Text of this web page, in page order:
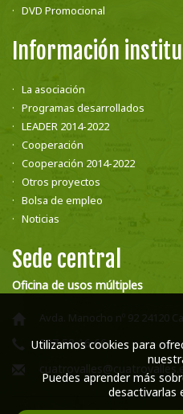
DVD Promocional
Información
La asociación
Programas desarrollados
LEADER 2014-2022
Cooperación
Cooperación 2014-2022
Otros proyectos
Bolsa de empleo
Noticias
Sede central
Oficina de usos múltiples
Avda. Manocho nº 92 24120
987 58 16 66
Utilizamos cookies para
Puedes aprender más
desactivarlas